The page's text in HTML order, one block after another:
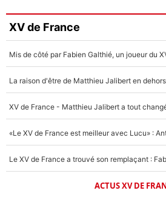
XV de France
ACTUS XV DE